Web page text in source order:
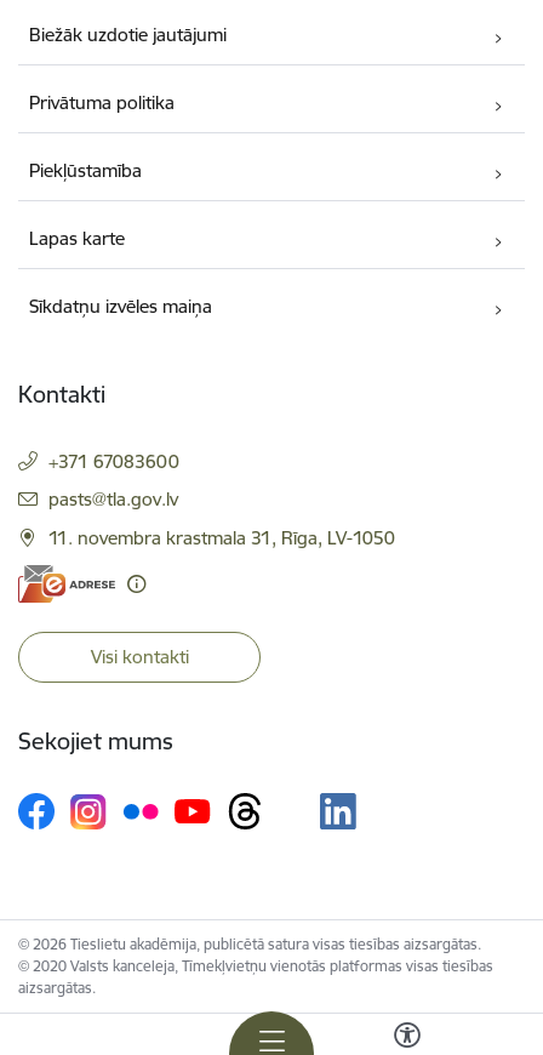
Biežāk uzdotie jautājumi
Privātuma politika
Piekļūstamība
Lapas karte
Sīkdatņu izvēles maiņa
Kontakti
+371 67083600
E-pasts:
pasts@tla.gov.lv
11. novembra krastmala 31, Rīga, LV-1050
Visi kontakti
Sekojiet mums
© 2026 Tieslietu akadēmija, publicētā satura visas tiesības aizsargātas.
© 2020 Valsts kanceleja, Tīmekļvietņu vienotās platformas visas tiesības
aizsargātas.